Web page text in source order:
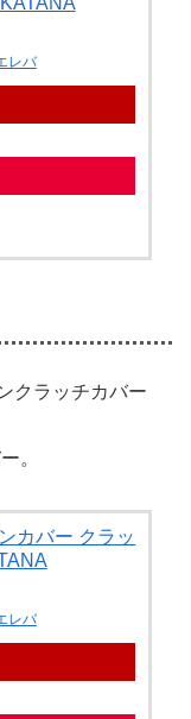
レバ
。
カバー クラッ
レバ